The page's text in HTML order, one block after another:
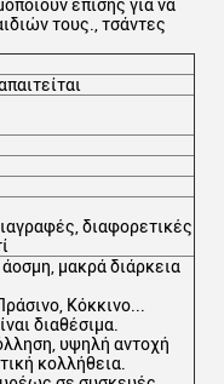
επίσης για να
τους., τσάντες
διαφορετικές
μακρά διάρκεια
Κόκκινο...
διαθέσιμα.
υψηλή αντοχή
κολλήθεια.